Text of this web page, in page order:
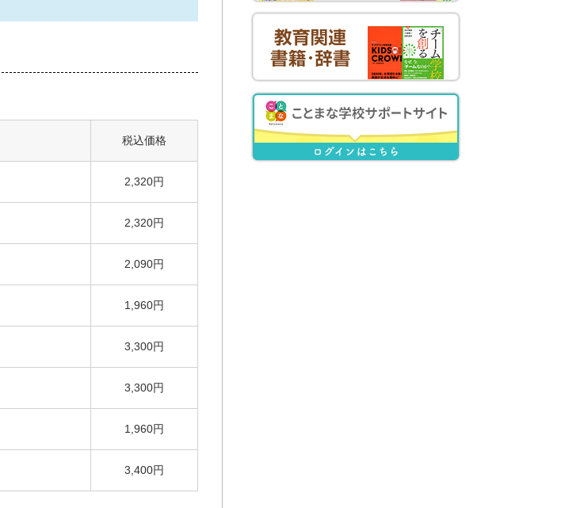
税込価格
2,320円
2,320円
2,090円
1,960円
3,300円
3,300円
1,960円
3,400円